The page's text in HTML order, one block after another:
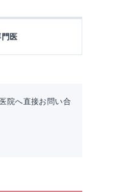
門医
院へ直接お問い合